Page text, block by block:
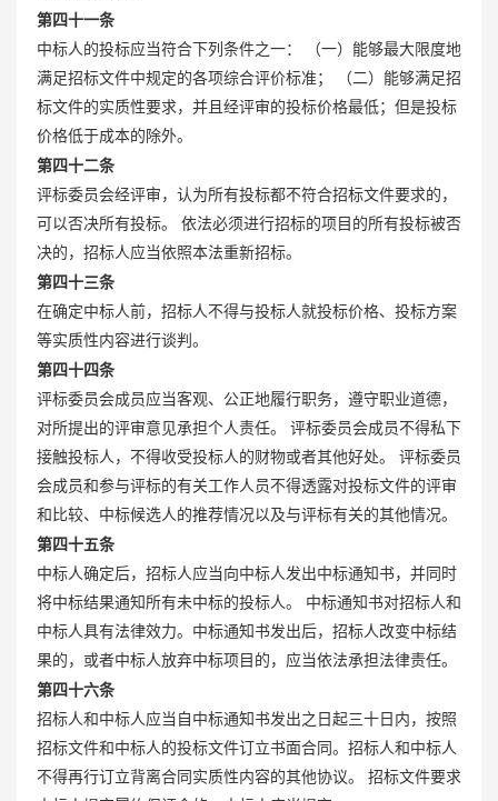
第四十一条
中标人的投标应当符合下列条件之一： （一）能够最大限度地
满足招标文件中规定的各项综合评价标准； （二）能够满足招
标文件的实质性要求，并且经评审的投标价格最低；但是投标
价格低于成本的除外。
第四十二条
评标委员会经评审，认为所有投标都不符合招标文件要求的，
可以否决所有投标。 依法必须进行招标的项目的所有投标被否
决的，招标人应当依照本法重新招标。
第四十三条
在确定中标人前，招标人不得与投标人就投标价格、投标方案
等实质性内容进行谈判。
第四十四条
评标委员会成员应当客观、公正地履行职务，遵守职业道德，
对所提出的评审意见承担个人责任。 评标委员会成员不得私下
接触投标人，不得收受投标人的财物或者其他好处。 评标委员
会成员和参与评标的有关工作人员不得透露对投标文件的评审
和比较、中标候选人的推荐情况以及与评标有关的其他情况。
第四十五条
中标人确定后，招标人应当向中标人发出中标通知书，并同时
将中标结果通知所有未中标的投标人。 中标通知书对招标人和
中标人具有法律效力。中标通知书发出后，招标人改变中标结
果的，或者中标人放弃中标项目的，应当依法承担法律责任。
第四十六条
招标人和中标人应当自中标通知书发出之日起三十日内，按照
招标文件和中标人的投标文件订立书面合同。招标人和中标人
不得再行订立背离合同实质性内容的其他协议。 招标文件要求